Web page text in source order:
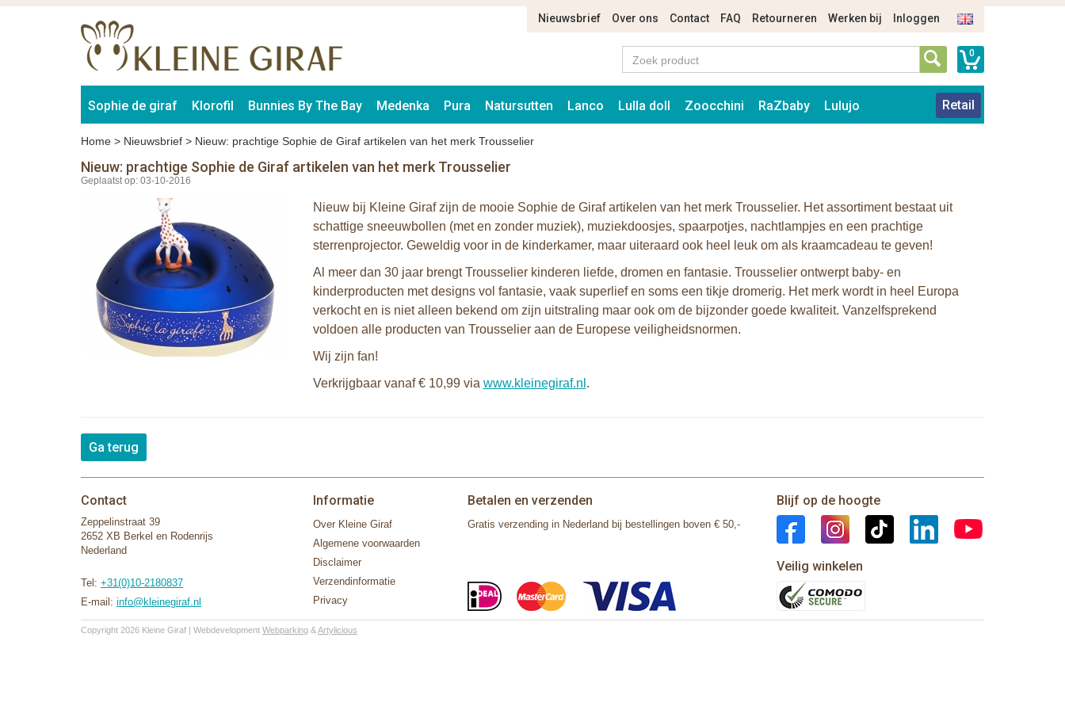
Nieuwsbrief Over ons Contact FAQ Retourneren Werken bij Inloggen
0
Sophie de giraf Klorofil Bunnies By The Bay Medenka Pura Natursutten Lanco Lulla doll Zoocchini RaZbaby Lulujo Retail
Home > Nieuwsbrief > Nieuw: prachtige Sophie de Giraf artikelen van het merk Trousselier
Nieuw: prachtige Sophie de Giraf artikelen van het merk Trousselier
Geplaatst op: 03-10-2016
Nieuw bij Kleine Giraf zijn de mooie Sophie de Giraf artikelen van het merk Trousselier. Het assortiment bestaat uit
schattige sneeuwbollen (met en zonder muziek), muziekdoosjes, spaarpotjes, nachtlampjes en een prachtige
sterrenprojector. Geweldig voor in de kinderkamer, maar uiteraard ook heel leuk om als kraamcadeau te geven!
Al meer dan 30 jaar brengt Trousselier kinderen liefde, dromen en fantasie. Trousselier ontwerpt baby- en
kinderproducten met designs vol fantasie, vaak superlief en soms een tikje dromerig. Het merk wordt in heel Europa
verkocht en is niet alleen bekend om zijn uitstraling maar ook om de bijzonder goede kwaliteit. Vanzelfsprekend
voldoen alle producten van Trousselier aan de Europese veiligheidsnormen.
Wij zijn fan!
Verkrijgbaar vanaf € 10,99 via www.kleinegiraf.nl .
Ga terug
Contact
Zeppelinstraat 39
2652 XB Berkel en Rodenrijs
Nederland
Tel: +31(0)10-2180837
E-mail: info@kleinegiraf.nl
Informatie
Over Kleine Giraf
Algemene voorwaarden
Disclaimer
Verzendinformatie
Privacy
Betalen en verzenden
Gratis verzending in Nederland bij bestellingen boven € 50,-
Blijf op de hoogte
Veilig winkelen
Copyright 2026 Kleine Giraf | Webdevelopment Webparking &Artylicious